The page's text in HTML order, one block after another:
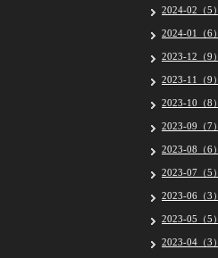
2024-02（5）
2024-01（6）
2023-12（9）
2023-11（9）
2023-10（8）
2023-09（7）
2023-08（6）
2023-07（5）
2023-06（3）
2023-05（5）
2023-04（3）